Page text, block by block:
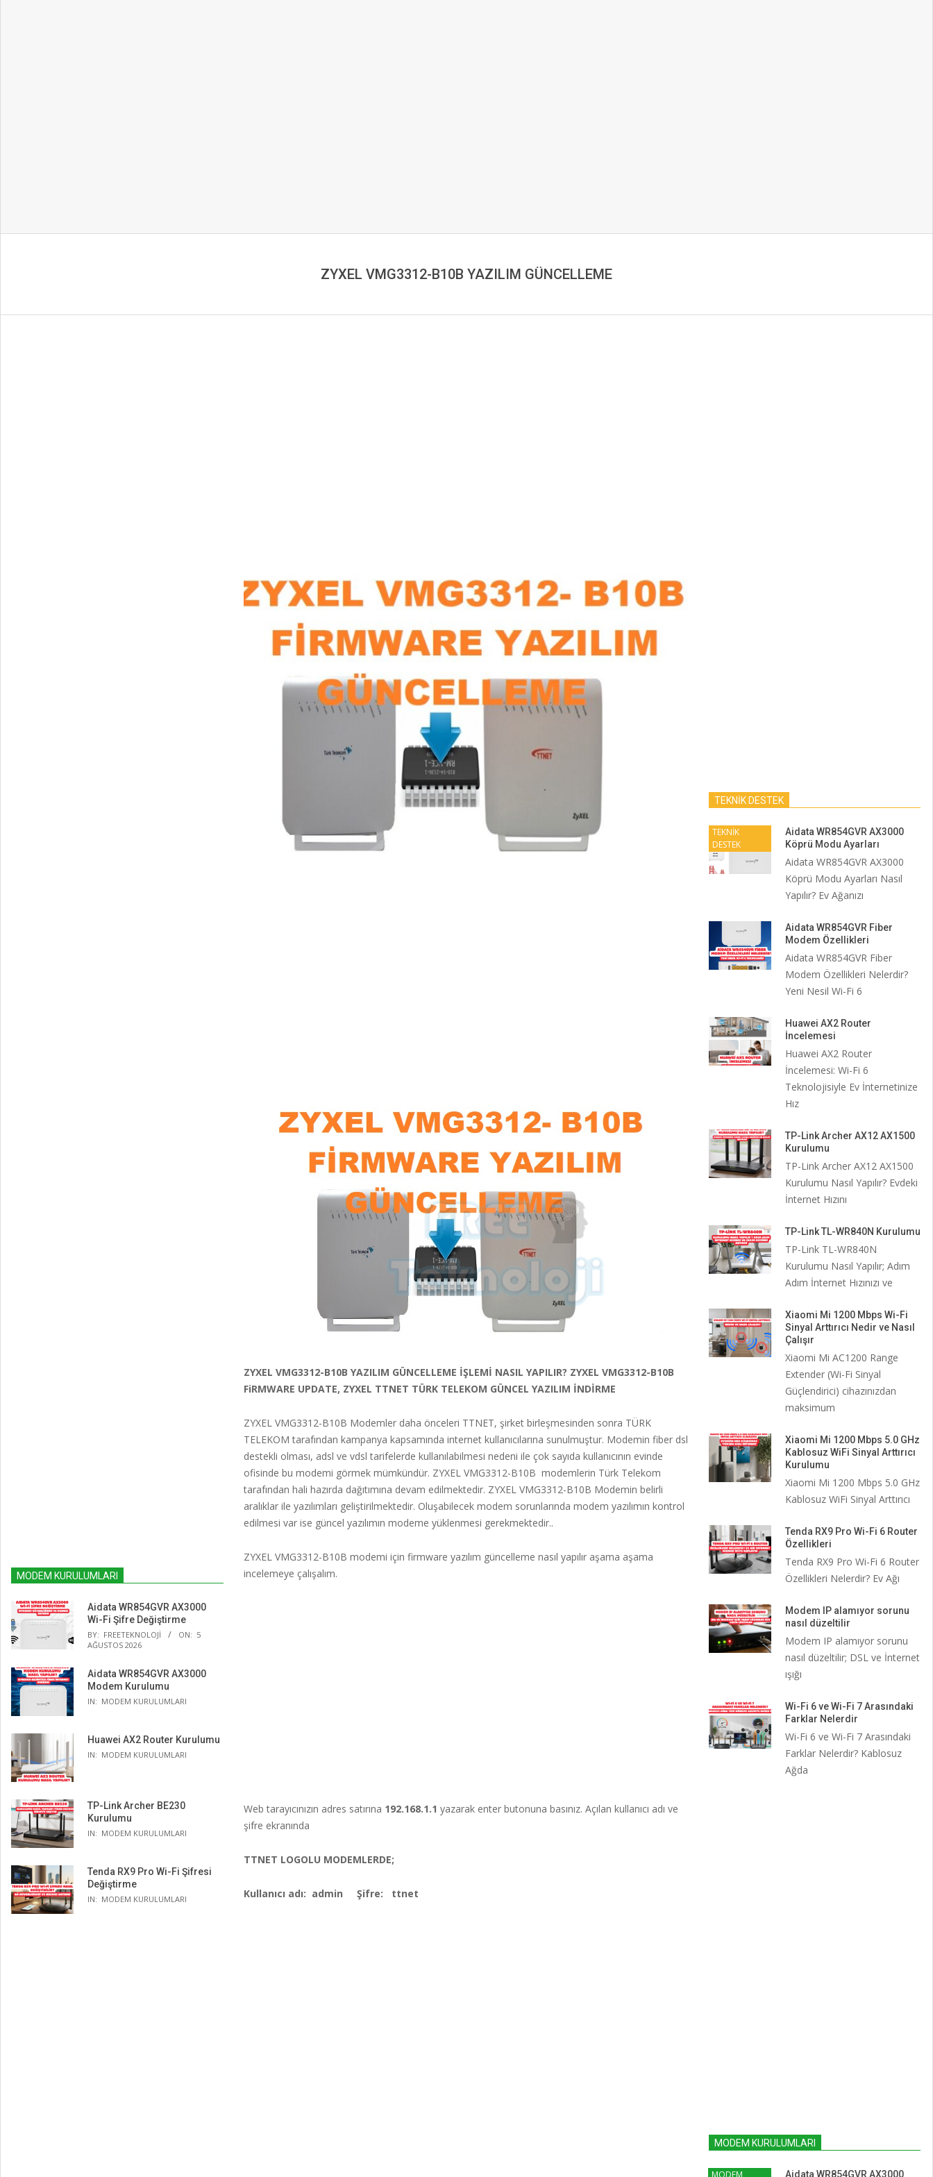
ZYXEL VMG3312-B10B YAZILIM GÜNCELLEME
ZYXEL VMG3312-B10B YAZILIM GÜNCELLEME İŞLEMİ NASIL YAPILIR? ZYXEL VMG3312-B10B
FiRMWARE UPDATE, ZYXEL TTNET TÜRK TELEKOM GÜNCEL YAZILIM İNDİRME
ZYXEL VMG3312-B10B Modemler daha önceleri TTNET, şirket birleşmesinden sonra TÜRK
TELEKOM tarafından kampanya kapsamında internet kullanıcılarına sunulmuştur. Modemin fiber dsl
destekli olması, adsl ve vdsl tarifelerde kullanılabilmesi nedeni ile çok sayıda kullanıcının evinde
ofisinde bu modemi görmek mümkündür. ZYXEL VMG3312-B10B modemlerin Türk Telekom
tarafından hali hazırda dağıtımına devam edilmektedir. ZYXEL VMG3312-B10B Modemin belirli
aralıklar ile yazılımları geliştirilmektedir. Oluşabilecek modem sorunlarında modem yazılımın kontrol
edilmesi var ise güncel yazılımın modeme yüklenmesi gerekmektedir..
ZYXEL VMG3312-B10B modemi için firmware yazılım güncelleme nasıl yapılır aşama aşama
incelemeye çalışalım.
Web tarayıcınızın adres satırına 192.168.1.1 yazarak enter butonuna basınız. Açılan kullanıcı adı ve
şifre ekranında
TTNET LOGOLU MODEMLERDE;
Kullanıcı adı: admin Şifre: ttnet
MODEM KURULUMLARI
Aidata WR854GVR AX3000
Wi-Fi Şifre Değiştirme
BY: FREETEKNOLOJI ON: 5
AĞUSTOS 2026
Aidata WR854GVR AX3000
Modem Kurulumu
IN: MODEM KURULUMLARI
Huawei AX2 Router Kurulumu
IN: MODEM KURULUMLARI
TP-Link Archer BE230
Kurulumu
IN: MODEM KURULUMLARI
Tenda RX9 Pro Wi-Fi Şifresi
Değiştirme
IN: MODEM KURULUMLARI
TEKNİK DESTEK
TEKNİK
DESTEK
Aidata WR854GVR AX3000
Köprü Modu Ayarları
Aidata WR854GVR AX3000
Köprü Modu Ayarları Nasıl
Yapılır? Ev Ağanızı
Aidata WR854GVR Fiber
Modem Özellikleri
Aidata WR854GVR Fiber
Modem Özellikleri Nelerdir?
Yeni Nesil Wi-Fi 6
Huawei AX2 Router
İncelemesi
Huawei AX2 Router
İncelemesi: Wi-Fi 6
Teknolojisiyle Ev İnternetinize
Hız
TP-Link Archer AX12 AX1500
Kurulumu
TP-Link Archer AX12 AX1500
Kurulumu Nasıl Yapılır? Evdeki
İnternet Hızını
TP-Link TL-WR840N Kurulumu
TP-Link TL-WR840N
Kurulumu Nasıl Yapılır; Adım
Adım İnternet Hızınızı ve
Xiaomi Mi 1200 Mbps Wi-Fi
Sinyal Arttırıcı Nedir ve Nasıl
Çalışır
Xiaomi Mi AC1200 Range
Extender (Wi-Fi Sinyal
Güçlendirici) cihazınızdan
maksimum
Xiaomi Mi 1200 Mbps 5.0 GHz
Kablosuz WiFi Sinyal Arttırıcı
Kurulumu
Xiaomi Mi 1200 Mbps 5.0 GHz
Kablosuz WiFi Sinyal Arttırıcı
Tenda RX9 Pro Wi-Fi 6 Router
Özellikleri
Tenda RX9 Pro Wi-Fi 6 Router
Özellikleri Nelerdir? Ev Ağı
Modem IP alamıyor sorunu
nasıl düzeltilir
Modem IP alamıyor sorunu
nasıl düzeltilir; DSL ve İnternet
ışığı
Wi-Fi 6 ve Wi-Fi 7 Arasındaki
Farklar Nelerdir
Wi-Fi 6 ve Wi-Fi 7 Arasındaki
Farklar Nelerdir? Kablosuz
Ağda
MODEM KURULUMLARI
MODEM Aidata WR854GVR AX3000